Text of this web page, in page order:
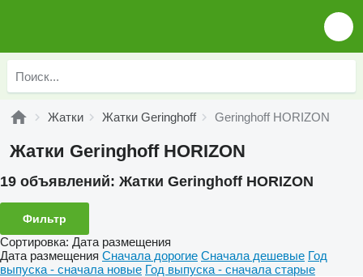
Жатки Жатки Geringhoff Geringhoff HORIZON
Жатки Geringhoff HORIZON
19 объявлений: Жатки Geringhoff HORIZON
Фильтр
Сортировка: Дата размещения
Дата размещения Сначала дорогие Сначала дешевые Год
выпуска - сначала новые Год выпуска - сначала старые